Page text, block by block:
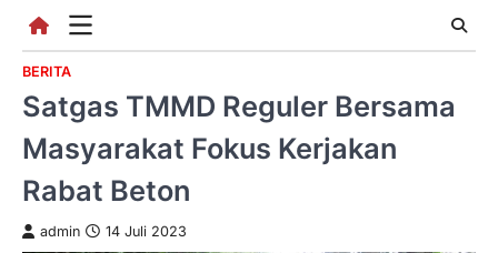
content
BERITA
Satgas TMMD Reguler Bersama
Masyarakat Fokus Kerjakan
Rabat Beton
admin 14 Juli 2023